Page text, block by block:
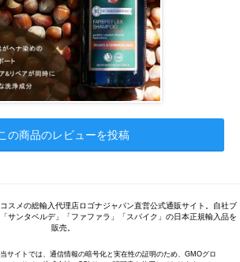
の商品のレビューを投稿
スメの総輸入代理店ロゴナジャパン直営公式通販サイト。自社ブ
サンタベルデ」「ファファラ」「スパイク」の日本正規輸入品を
販売。
当サイトでは、通信情報の暗号化と実在性の証明のため、GMOグロ